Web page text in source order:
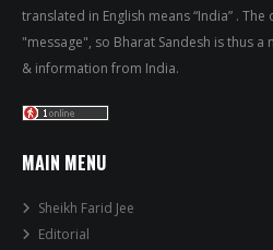
translated in English means “India” .
"message", so Bharat Sandesh is thus
& information from India.
MAIN MENU
Sheikh Farid Jee
Editorial